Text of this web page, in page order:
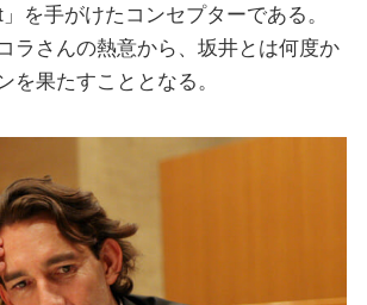
を手がけたコンセプターである。
ラさんの熱意から、坂井とは何度か
を果たすこととなる。